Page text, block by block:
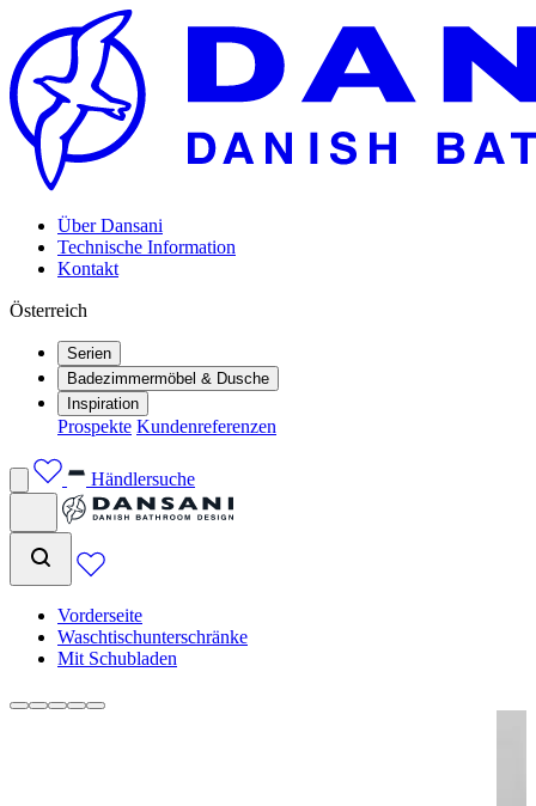
Über Dansani
Technische Information
Kontakt
Österreich
Serien
Badezimmermöbel & Dusche
Inspiration
Prospekte Kundenreferenzen
Händlersuche
Vorderseite
Waschtischunterschränke
Mit Schubladen